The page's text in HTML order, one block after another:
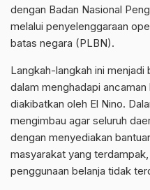
dengan Badan Nasional
melalui penyelenggaraan
batas negara (PLBN).
Langkah-langkah ini menjadi
dalam menghadapi
diakibatkan oleh El Nino.
mengimbau agar seluruh
dengan menyediakan
masyarakat yang
penggunaan belanja tidak